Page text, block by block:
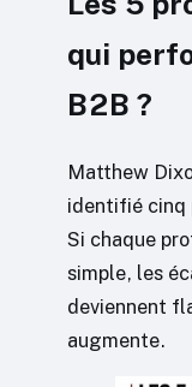
qui
B2B ?
Matthew
identifié cinq
Si chaque
simple, les
deviennent
augmente.